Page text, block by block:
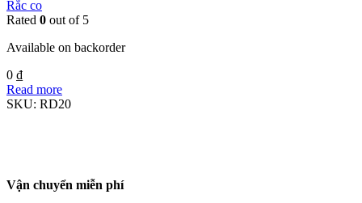
Rắc co
Rated 0 out of 5
Available on backorder
0 ₫
Read more
SKU: RD20
Vận chuyển miễn phí